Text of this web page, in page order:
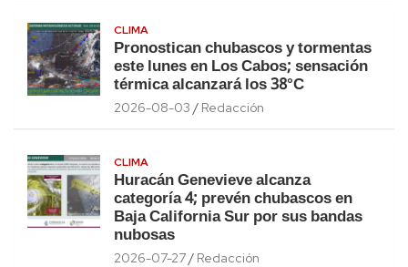
CLIMA
Pronostican chubascos y tormentas
este lunes en Los Cabos; sensación
térmica alcanzará los 38°C
2026-08-03 Redacción
CLIMA
Huracán Genevieve alcanza
categoría 4; prevén chubascos en
Baja California Sur por sus bandas
nubosas
2026-07-27 Redacción